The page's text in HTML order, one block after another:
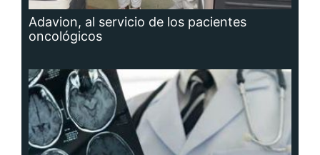
Adavion, al servicio de los pacientes
oncológicos